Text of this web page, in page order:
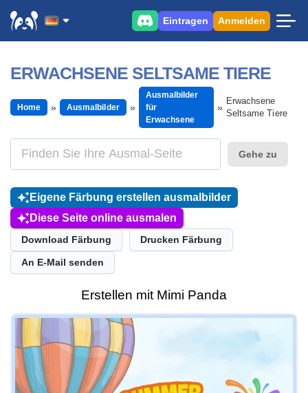
Eintragen Anmelden
ERWACHSENE SELTSAME TIERE
Home Ausmalbilder
Ausmalbilder
für
Erwachsene
Erwachsene
Seltsame Tiere
Gehe zu
Eigene Färbung erstellen ausmalbilder
Diese Seite online ausmalen
Download Färbung Drucken Färbung
An E-Mail senden
Erstellen mit Mimi Panda